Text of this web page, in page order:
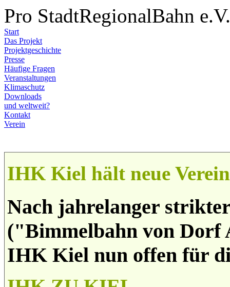
Pro StadtRegionalBahn e.V.
Start
Das Projekt
Projektgeschichte
Presse
Häufige Fragen
Veranstaltungen
Klimaschutz
Downloads
und weltweit?
Kontakt
Verein
IHK Kiel hält neue
Nach jahrelanger
("Bimmelbahn von Dorf
IHK Kiel nun offen für